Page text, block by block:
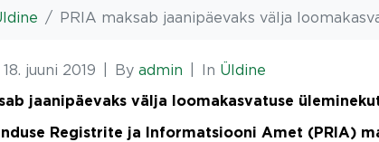
PRIA maksab jaanipäevaks välja
18. juuni 2019 By admin In Üldine
jaanipäevaks välja loomakasvatuse
Registrite ja Informatsiooni Amet (PRIA)